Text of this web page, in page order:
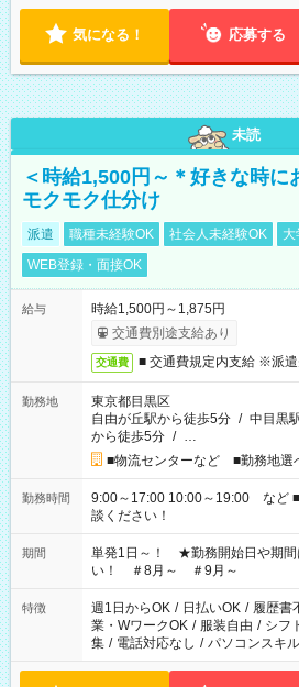
気になる！ 応募する
未読
＜時給1,500円～＊好きな時に
モクモク仕分け
派遣 職種未経験OK 社会人未経験OK 大
WEB登録・面接OK
給与
時給1,500円～1,875円
交通費別途支給あり
交通費 ■ 交通費規定内支給 ※派
勤務地
東京都目黒区
自由が丘駅から徒歩5分 / 中目黒
から徒歩5分 / …
■物流センターなど ■勤務地選
勤務時間
9:00～17:00 10:00～19:00 など ■ 他の時間帯もお気軽にご相
談ください！
期間
単発1日～！ ★勤務開始日や期間
い！ ＃8月～ ＃9月～
特徴 週1日からOK / 日払いOK / 履歴書
業・WワークOK / 服装自由 / シフ
集 / 電話対応なし / パソコンスキ